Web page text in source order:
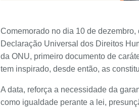
Comemorado no dia 10 de
Declaração Universal dos Direitos
da ONU, primeiro documento de
tem inspirado, desde então, as
A data, reforça a necessidade da
como igualdade perante a lei,